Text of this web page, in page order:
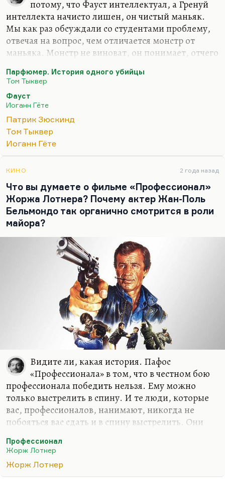
потому, что Фауст интеллектуал, а Гренуй
интеллекта начисто лишен, он чистый маньяк.
Мы как раз обсуждали со студентами проблему,
отвечая на вопрос, чем отличается монстр от
маньяка. Монстр не виноват, он понимает, отчего
Франкенштейна. Мозг – такая же его жертва.
Маньяк понимает, что он делает. Более того, он
способен дать отчет в своих действиях (как
Ну а что касается Гренуя, то это интуитивный
гений, стихийный, сам он запаха лишен, но
художника, как говорят некоторые. Другие
эмпатии. По-разному, это…
Парфюмер. История одного убийцы
Том Тыквер
Фауст
Иоганн Гёте
Патрик Зюскинд
Том Тыквер
Иоганн Гёте
КИНО 2 года назад
Что вы думаете о фильме «Профессионал»
Жоржа Лотнера? Почему актер Жан-Поль
Бельмондо так органично смотрится в роли
майора?
Видите ли, какая история. Пафос
«Профессионала» в том, что в честном бою
профессионала победить нельзя. Ему можно
только выстрелить в спину. И те люди, которые
вас, профессионалов, нанимают, никогда не
побояться вас сдать и в спину выстрелить. Они
вопросу о дьяволе — покровителе художника. То
есть до какого-то момента он вам
покровительствует, пока вы ему не мешаете.
Профессионал
Жорж Лотнер
Жорж Лотнер